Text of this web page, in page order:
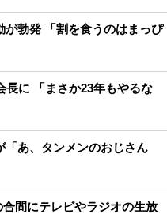
が勃発 「割を食うのはまっぴ
長に 「まさか23年もやるな
「あ、タンメンのおじさん
間にテレビやラジオの生放